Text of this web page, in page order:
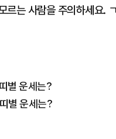
는 사람을 주의하세요.
별 운세는?
별 운세는?